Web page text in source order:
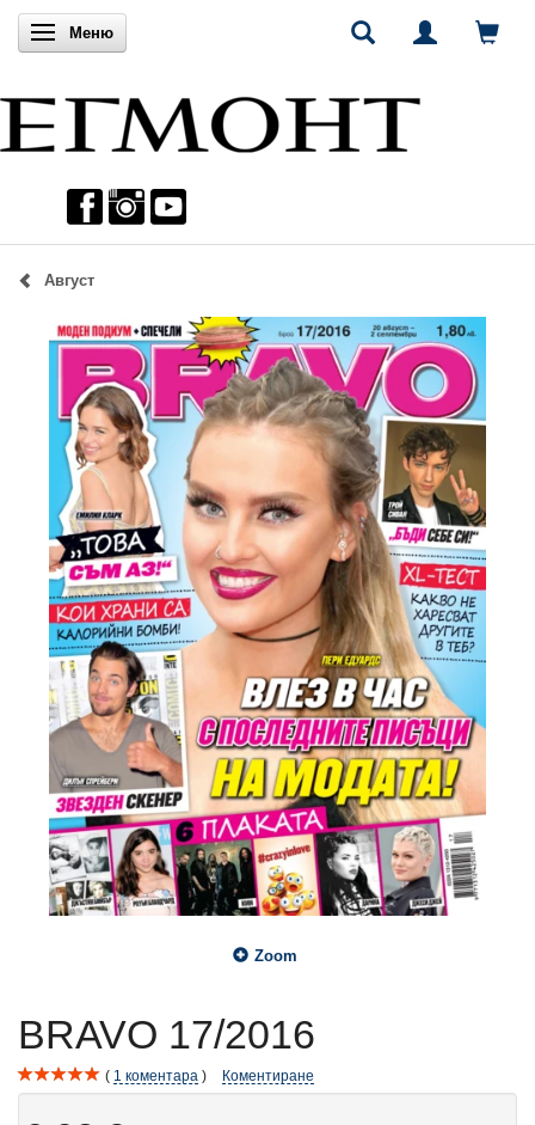
Включи навигацията
Меню
Август
Zoom
BRAVO 17/2016
1 коментара Коментиране